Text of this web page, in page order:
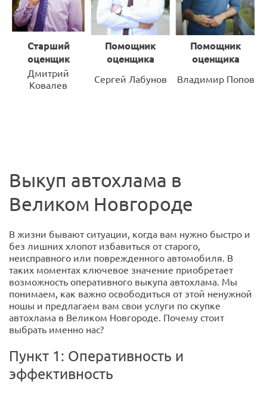
Старший
оценщик
Помощник
оценщика
Помощник
оценщика
Дмитрий
Ковалев
Сергей Лабунов Владимир Попов
Выкуп автохлама в
Великом Новгороде
В жизни бывают ситуации, когда вам нужно быстро и
без лишних хлопот избавиться от старого,
неисправного или поврежденного автомобиля. В
таких моментах ключевое значение приобретает
возможность оперативного выкупа автохлама. Мы
понимаем, как важно освободиться от этой ненужной
ношы и предлагаем вам свои услуги по скупке
автохлама в Великом Новгороде. Почему стоит
выбрать именно нас?
Пункт 1: Оперативность и
эффективность